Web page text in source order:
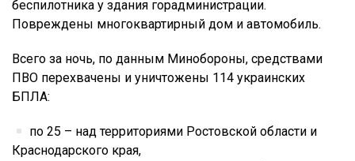
беспилотника у здания горадминистрации.
Повреждены многоквартирный дом и автомобиль.
Всего за ночь, по данным Минобороны, средствами
ПВО перехвачены и уничтожены 114 украинских
БПЛА:
по 25 – над территориями Ростовской области и
Краснодарского края,